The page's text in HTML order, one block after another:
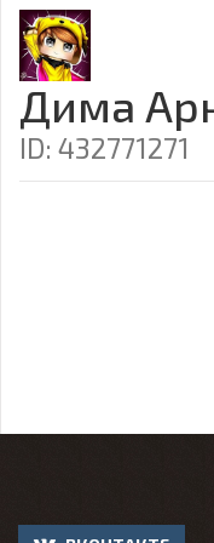
Дима
ID: 432771271